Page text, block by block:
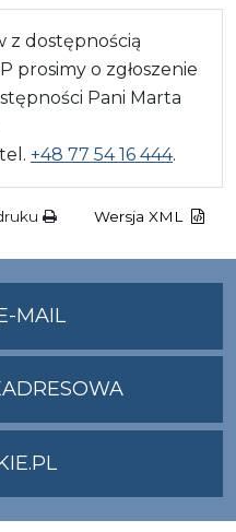
dostępnością
prosimy o zgłoszenie
Pani Marta
+48 77 54 16 444.
Wersja XML
MAILNA
ADRES